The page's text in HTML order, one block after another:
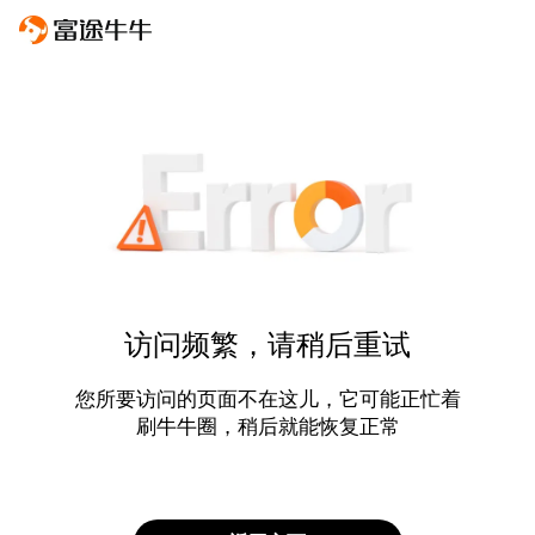
访问频繁，请稍后重试
您所要访问的页面不在这儿，它可能正忙着
刷牛牛圈，稍后就能恢复正常